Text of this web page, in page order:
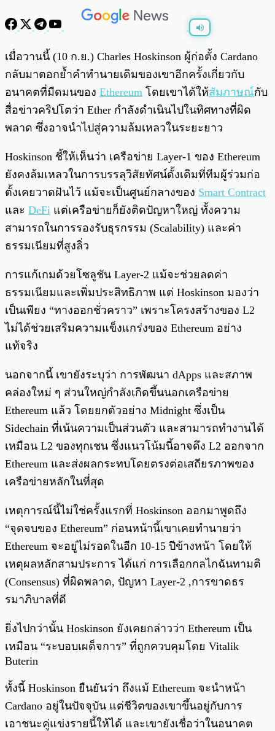
พร้อมเล่น 0:00
เมื่อวานนี้ (10 ก.ย.) Charles Hoskinson ผู้ก่อตั้ง Cardano
กลับมาตอกย้ำคำทำนายเดิมของเขาอีกครั้งเกี่ยวกับ
อนาคตที่มืดมนของ Ethereum โดยเขาได้ให้สัมภาษณ์กับ
สื่อข่าวคริปโตว่า Ether กำลังดำเนินไปในทิศทางที่ผิด
พลาด ซึ่งอาจนำไปสู่ความล้มเหลวในระยะยาว
Hoskinson ชี้ให้เห็นว่า เครือข่าย Layer-1 ของ Ethereum
ยังคงล้มเหลวในการบรรลุวิสัยทัศน์ดั้งเดิมที่ทีมผู้ร่วมก่อ
ตั้งเคยวาดฝันไว้ แม้จะเป็นศูนย์กลางของ Smart Contract
และ DeFi แต่เครือข่ายก็ยังติดปัญหาใหญ่ ทั้งความ
สามารถในการรองรับธุรกรรม (Scalability) และค่า
ธรรมเนียมที่สูงลิ่ว
การแก้เกมด้วยโซลูชัน Layer-2 แม้จะช่วยลดค่า
ธรรมเนียมและเพิ่มประสิทธิภาพ แต่ Hoskinson มองว่า
เป็นเพียง “ทางออกชั่วคราว” เพราะโครงสร้างของ L2
ไม่ได้ช่วยเสริมความแข็งแกร่งของ Ethereum อย่าง
แท้จริง
นอกจากนี้ เขายังระบุว่า การพัฒนา dApps และสภาพ
คล่องใหม่ ๆ ส่วนใหญ่กำลังเกิดขึ้นนอกเครือข่าย
Ethereum แล้ว โดยยกตัวอย่าง Midnight ซึ่งเป็น
Sidechain ที่เน้นความเป็นส่วนตัว และสามารถทำงานได้
เหมือน L2 ของทุกเชน ซึ่งแนวโน้มนี้อาจดึง L2 ออกจาก
Ethereum และส่งผลกระทบโดยตรงต่อเสถียรภาพของ
เครือข่ายหลักในที่สุด
เหตุการณ์นี้ไม่ใช่ครั้งแรกที่ Hoskinson ออกมาพูดถึง
“จุดจบของ Ethereum” ก่อนหน้านี้เขาเคยทำนายว่า
Ethereum จะอยู่ไม่รอดในอีก 10-15 ปีข้างหน้า โดยให้
เหตุผลหลักสามประการ ได้แก่ การเลือกกลไกฉันทามติ
(Consensus) ที่ผิดพลาด, ปัญหา Layer-2 ,การขาดธร
รมาภิบาลที่ดี
ยิ่งไปกว่านั้น Hoskinson ยังเคยกล่าวว่า Ethereum เป็น
เหมือน “ระบอบเผด็จการ” ที่ถูกควบคุมโดย Vitalik
Buterin
ทั้งนี้ Hoskinson ยืนยันว่า ถึงแม้ Ethereum จะนำหน้า
Cardano อยู่ในปัจจุบัน แต่ชีวิตของเขาขึ้นอยู่กับการ
เอาชนะคู่แข่งรายนี้ให้ได้ และเขายังเชื่อว่าในอนาคต